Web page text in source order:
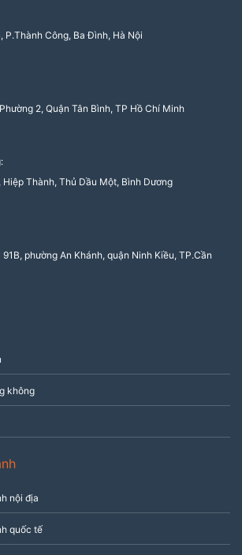
P.Thành Công, Ba Đình, Hà Nội
2, Quận Tân Bình, TP Hồ Chí Minh
Thành, Thủ Dầu Một, Bình Dương
phường An Khánh, quận Ninh Kiều, TP.Cần
không
nội địa
quốc tế